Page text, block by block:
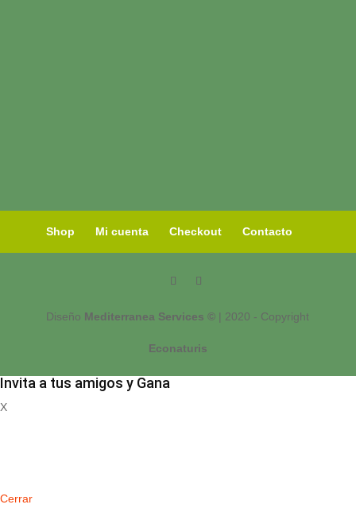
Shop Mi cuenta Checkout Contacto
Diseño Mediterranea Services © | 2020 - Copyright
Econaturis
Invita a tus amigos y Gana
X
Cerrar